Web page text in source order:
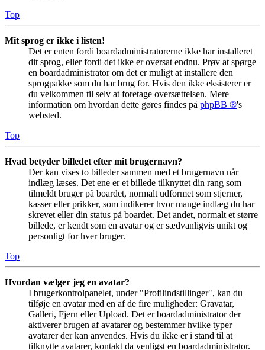
Top
Mit sprog er ikke i listen!
Det er enten fordi boardadministratorerne ikke har installeret
dit sprog, eller fordi det ikke er oversat endnu. Prøv at spørge
en boardadministrator om det er muligt at installere den
sprogpakke som du har brug for. Hvis den ikke eksisterer er
du velkommen til selv at foretage oversættelsen. Mere
information om hvordan dette gøres findes på phpBB ®'s
websted.
Top
Hvad betyder billedet efter mit brugernavn?
Der kan vises to billeder sammen med et brugernavn når
indlæg læses. Det ene er et billede tilknyttet din rang som
tilmeldt bruger på boardet, normalt udformet som stjerner,
kasser eller prikker, som indikerer hvor mange indlæg du har
skrevet eller din status på boardet. Det andet, normalt et større
billede, er kendt som en avatar og er sædvanligvis unikt og
personligt for hver bruger.
Top
Hvordan vælger jeg en avatar?
I brugerkontrolpanelet, under "Profilindstillinger", kan du
tilføje en avatar med en af de fire muligheder: Gravatar,
Galleri, Fjern eller Upload. Det er boardadministrator der
aktiverer brugen af avatarer og bestemmer hvilke typer
avatarer der kan anvendes. Hvis du ikke er i stand til at
tilknytte avatarer, kontakt da venligst en boardadministrator.